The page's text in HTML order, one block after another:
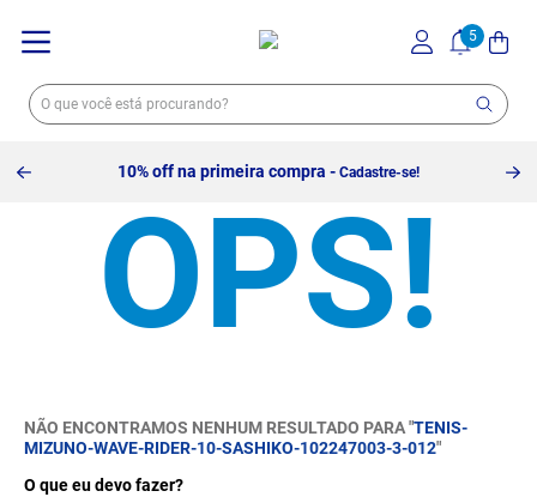
10% off na primeira compra - Cadastre-se!
NÃO ENCONTRAMOS NENHUM RESULTADO PARA "TENIS-
MIZUNO-WAVE-RIDER-10-SASHIKO-102247003-3-012"
O que eu devo fazer?